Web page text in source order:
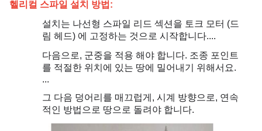
헬리컬 스파일 설치 방법:
설치는 나선형 스파일 리드 섹션을 토크 모터 (드
림 헤드) 에 고정하는 것으로 시작합니다....
다음으로, 군중을 적용 해야 합니다. 조종 포인트
를 적절한 위치에 있는 땅에 밀어내기 위해서요.
...
그 다음 덩어리를 매끄럽게, 시계 방향으로, 연속
적인 방법으로 땅으로 돌려야 합니다.